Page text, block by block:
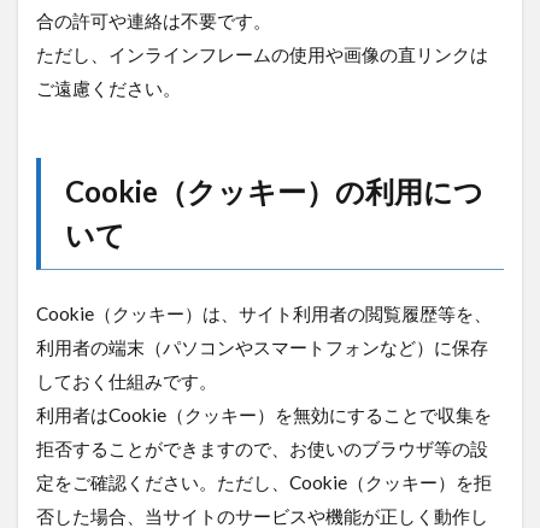
合の許可や連絡は不要です。
ただし、インラインフレームの使用や画像の直リンクは
ご遠慮ください。
Cookie（クッキー）の利用につ
いて
Cookie（クッキー）は、サイト利用者の閲覧履歴等を、
利用者の端末（パソコンやスマートフォンなど）に保存
しておく仕組みです。
利用者はCookie（クッキー）を無効にすることで収集を
拒否することができますので、お使いのブラウザ等の設
定をご確認ください。ただし、Cookie（クッキー）を拒
否した場合、当サイトのサービスや機能が正しく動作し